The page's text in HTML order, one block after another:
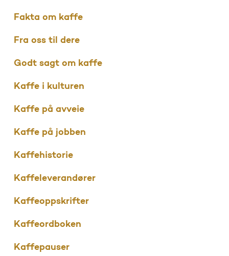
Fakta om kaffe
Fra oss til dere
Godt sagt om kaffe
Kaffe i kulturen
Kaffe på avveie
Kaffe på jobben
Kaffehistorie
Kaffeleverandører
Kaffeoppskrifter
Kaffeordboken
Kaffepauser